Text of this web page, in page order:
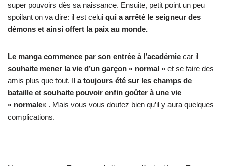
super pouvoirs dès sa naissance. Ensuite, petit point un peu
spoilant on va dire: il est celui qui a arrêté le seigneur des
démons et ainsi offert la paix au monde.
Le manga commence par son entrée à l’académie car il
souhaite mener la vie d’un garçon « normal » et se faire des
amis plus que tout. Il a toujours été sur les champs de
bataille et souhaite pouvoir enfin goûter à une vie
« normale« . Mais vous vous doutez bien qu’il y aura quelques
complications.